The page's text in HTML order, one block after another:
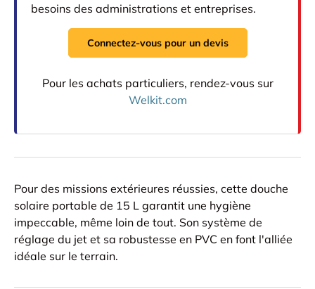
besoins des administrations et entreprises.
Connectez-vous pour un devis
Pour les achats particuliers, rendez-vous sur
Welkit.com
Pour des missions extérieures réussies, cette douche
solaire portable de 15 L garantit une hygiène
impeccable, même loin de tout. Son système de
réglage du jet et sa robustesse en PVC en font l'alliée
idéale sur le terrain.